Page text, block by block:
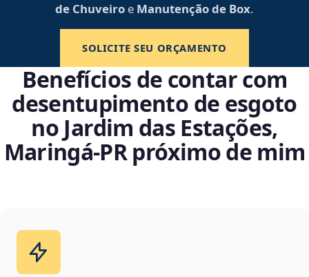
de Chuveiro e Manutenção de Box.
SOLICITE SEU ORÇAMENTO
Benefícios de contar com
desentupimento de esgoto
no Jardim das Estações,
Maringá‑PR próximo de mim